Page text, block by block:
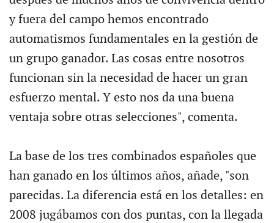
y fuera del campo hemos encontrado
automatismos fundamentales en la gestión de
un grupo ganador. Las cosas entre nosotros
funcionan sin la necesidad de hacer un gran
esfuerzo mental. Y esto nos da una buena
ventaja sobre otras selecciones", comenta.
La base de los tres combinados españoles que
han ganado en los últimos años, añade, "son
parecidas. La diferencia está en los detalles: en
2008 jugábamos con dos puntas, con la llegada